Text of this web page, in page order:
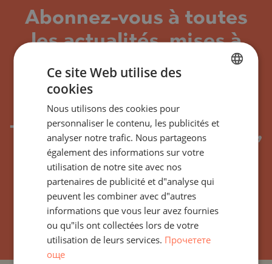
Abonnez-vous à toutes
les actualités, mises à
jour et nouvelles offres
concernant le
bâtiment/complexe
Trump Tower Dubai Dubai,
EAU
S`ABONNER
GERMAN
ROMANIAN
Ce site Web utilise des
cookies
Nous utilisons des cookies pour
personnaliser le contenu, les publicités et
analyser notre trafic. Nous partageons
également des informations sur votre
utilisation de notre site avec nos
partenaires de publicité et d"analyse qui
peuvent les combiner avec d"autres
informations que vous leur avez fournies
ou qu"ils ont collectées lors de votre
utilisation de leurs services. Прочетете
още